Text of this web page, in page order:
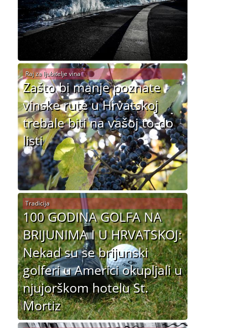
Zašto bi manje poznate
vinske rute u Hrvatskoj
trebale biti na vašoj to-do
listi
Raj za ljubitelje vina
100 GODINA GOLFA NA
BRIJUNIMA I U HRVATSKOJ:
Nekad su se brijunski
golferi u Americi okupljali u
njujorškom hotelu St.
Mortiz
Tradicija